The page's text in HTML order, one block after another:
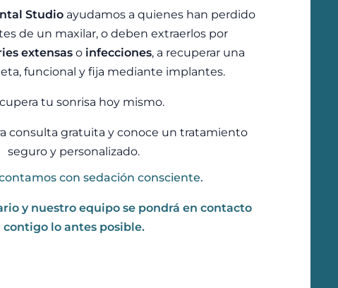
Studioayudamos a quienes han perdido
de un maxilar, o deben extraerlos por
extensaso infecciones, a recuperar una
funcional y fija mediante implantes.
tu sonrisa hoy mismo.
consulta gratuita y conoce un tratamiento
seguro y personalizado.
con sedación consciente.
y nuestro equipo se pondrá en contacto
contigo lo antes posible.